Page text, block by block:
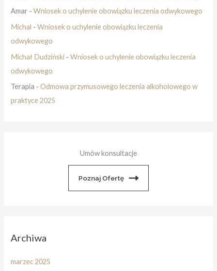
Amar -Wniosek o uchylenie obowiązku leczenia odwykowego
Michal -Wniosek o uchylenie obowiązku leczenia
odwykowego
Michał Dudziński -Wniosek o uchylenie obowiązku leczenia
odwykowego
Terapia -Odmowa przymusowego leczenia alkoholowego w
praktyce 2025
Umów konsultacje
Poznaj Ofertę
Archiwa
marzec 2025